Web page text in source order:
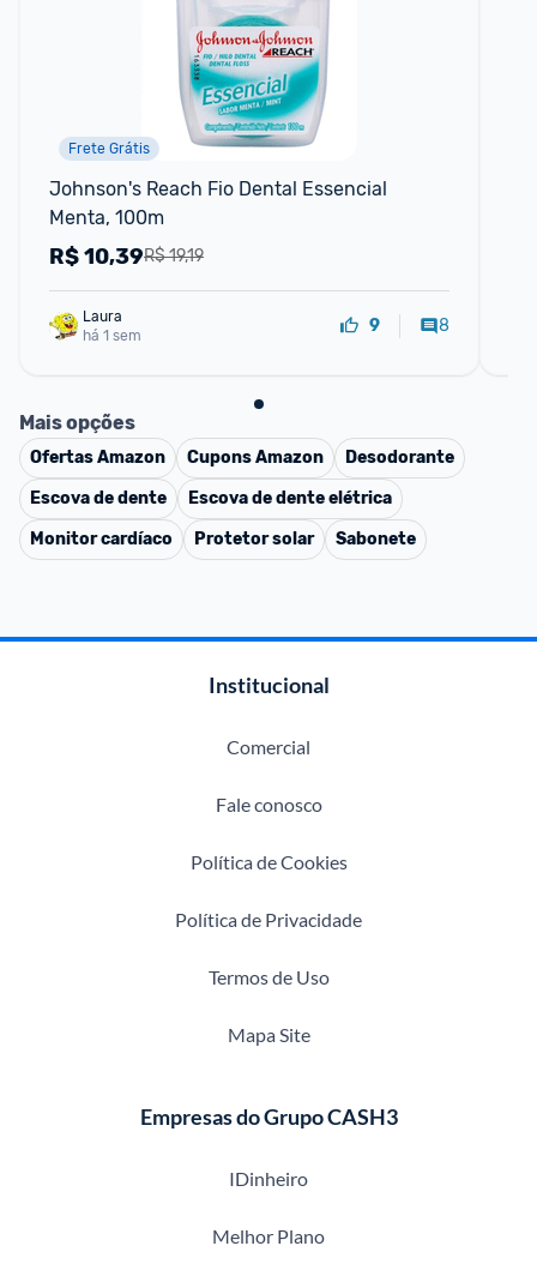
Frete Grátis
Johnson's Reach Fio Dental Essencial
Menta, 100m
R$ 19,19
R$10,39
Laura
há 1 sem
9 8
Mais opções
OfertasAmazon CuponsAmazon
Desodorante
Escova de dente
Escova de dente elétrica
Monitor cardíaco
Protetor solar Sabonete
Institucional
Comercial
Fale conosco
Política de Cookies
Política de Privacidade
Termos de Uso
Mapa Site
Empresas do Grupo CASH3
IDinheiro
Melhor Plano